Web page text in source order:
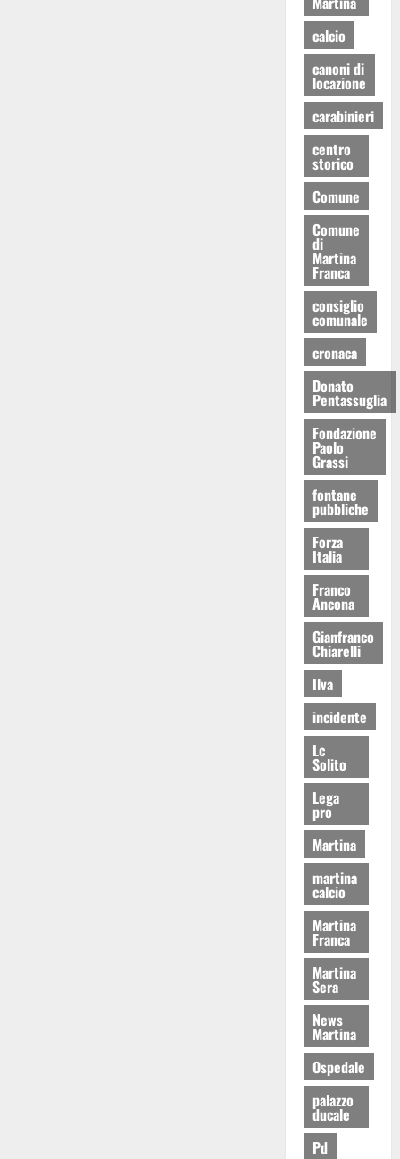
calcio
canoni di
locazione
carabinieri
centro
storico
Comune
Comune
di
Martina
Franca
consiglio
comunale
cronaca
Donato
Pentassuglia
Fondazione
Paolo
Grassi
fontane
pubbliche
Forza
Italia
Franco
Ancona
Gianfranco
Chiarelli
Ilva
incidente
Lc
Solito
Lega
pro
Martina
martina
calcio
Martina
Franca
Martina
Sera
News
Martina
Ospedale
palazzo
ducale
Pd